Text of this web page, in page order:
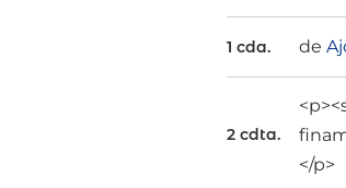
1 cda. de
2 cdta.
</p>